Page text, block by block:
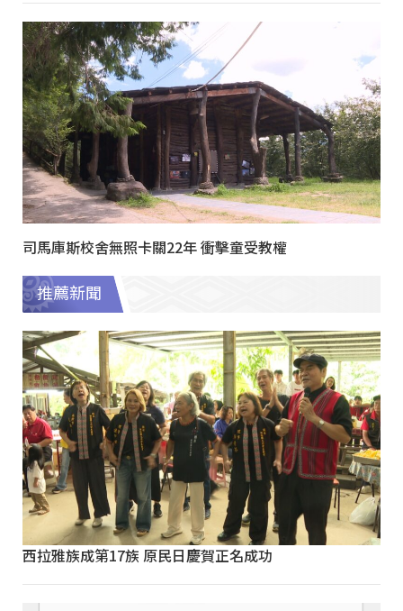
司馬庫斯校舍無照卡關22年 衝擊童受教權
推薦新聞
西拉雅族成第17族 原民日慶賀正名成功